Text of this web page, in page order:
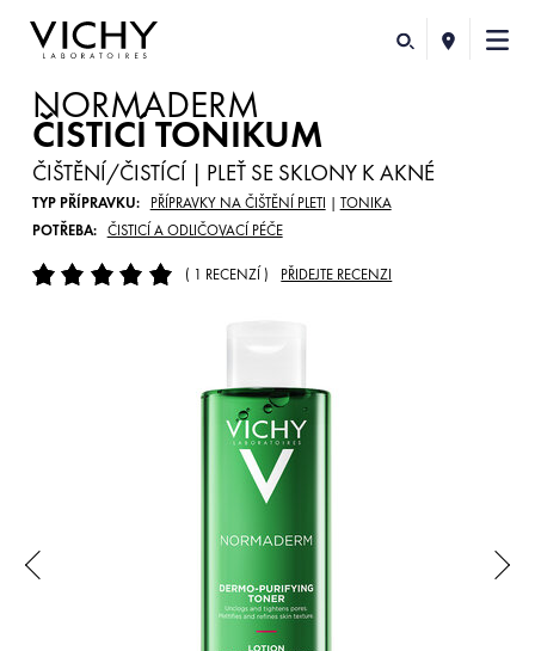
NORMADERM
ČISTICÍ TONIKUM
ČIŠTĚNÍ/ČISTÍCÍ | PLEŤ SE SKLONY K AKNÉ
TYP PŘÍPRAVKU: PŘÍPRAVKY NA ČIŠTĚNÍ PLETI | TONIKA
POTŘEBA: ČISTICÍ A ODLIČOVACÍ PÉČE
( 1 RECENZÍ ) PŘIDEJTE RECENZI